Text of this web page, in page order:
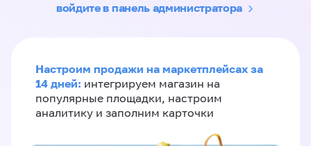
войдите в панель администратора
Настроим продажи на маркетплейсах за
14 дней: интегрируем магазин на
популярные площадки, настроим
аналитику и заполним карточки